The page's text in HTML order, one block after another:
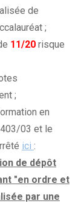
de
;
11/20 risque
;
en
403/03 et le
ici :
de dépôt
"en ordre et
par une